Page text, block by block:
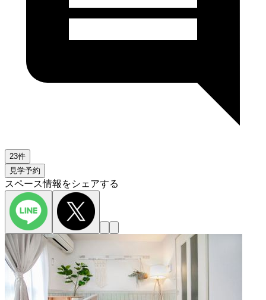
23件
見学予約
スペース情報をシェアする